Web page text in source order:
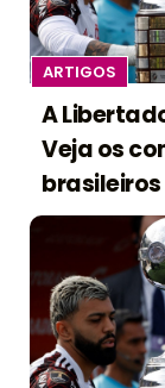
ARTIGOS
A
Veja os
brasileiros